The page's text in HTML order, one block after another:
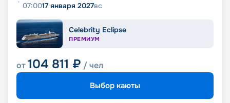
07:0017 января 2027вс
Celebrity Eclipse
ПРЕМИУМ
от104 811 ₽ / чел
Выбор каюты